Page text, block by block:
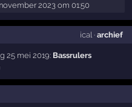
2023 om 01:50
ical· archief
25 mei 2019: Bassrulers